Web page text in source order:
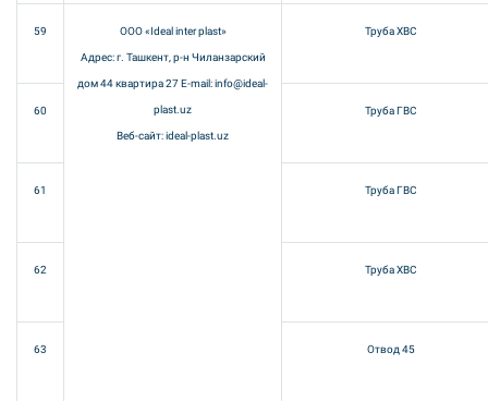
59 ООО «Ideal inter plast»
Адрес: г. Ташкент, р-н Чиланзарский
дом 44 квартира 27 E-mail: info@ideal-
plast.uz
Веб-сайт: ideal-plast.uz
Труба ХВС
60 Труба ГВС
61 Труба ГВС
62 Труба ХВС
63 Отвод 45